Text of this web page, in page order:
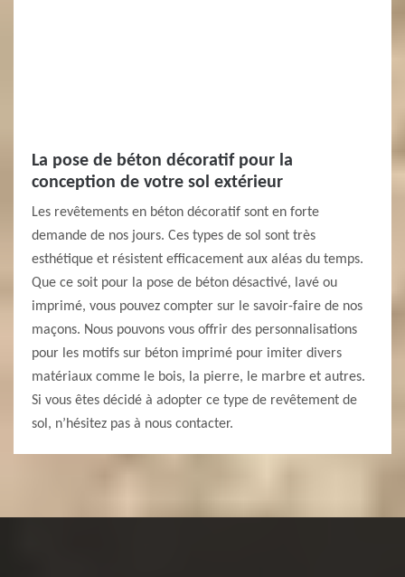
La pose de béton décoratif pour la
conception de votre sol extérieur
Les revêtements en béton décoratif sont en forte
demande de nos jours. Ces types de sol sont très
esthétique et résistent efficacement aux aléas du temps.
Que ce soit pour la pose de béton désactivé, lavé ou
imprimé, vous pouvez compter sur le savoir-faire de nos
maçons. Nous pouvons vous offrir des personnalisations
pour les motifs sur béton imprimé pour imiter divers
matériaux comme le bois, la pierre, le marbre et autres.
Si vous êtes décidé à adopter ce type de revêtement de
sol, n’hésitez pas à nous contacter.